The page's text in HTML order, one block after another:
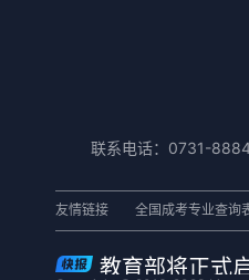
联系电话：0731-
友情链接 全国成考专业查询
教育部将正式